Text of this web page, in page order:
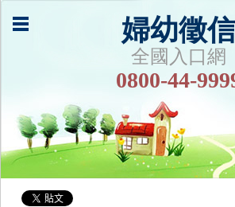
婦幼徵信
全國入口網
0800-44-